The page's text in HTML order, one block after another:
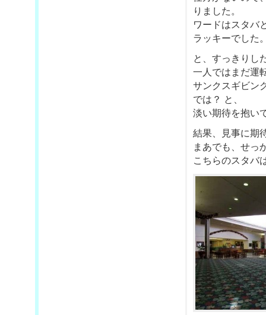
りました。
ワードはスタバ
ラッキーでした
と、すっきりし
一人ではまだ運
サンクスギビン
では？ と、
淡い期待を抱い
結果、見事に期
まあでも、せっ
こちらのスタバ